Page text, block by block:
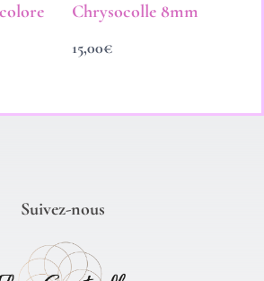
Chrysocolle 8mm
15,00€
Suivez-nous